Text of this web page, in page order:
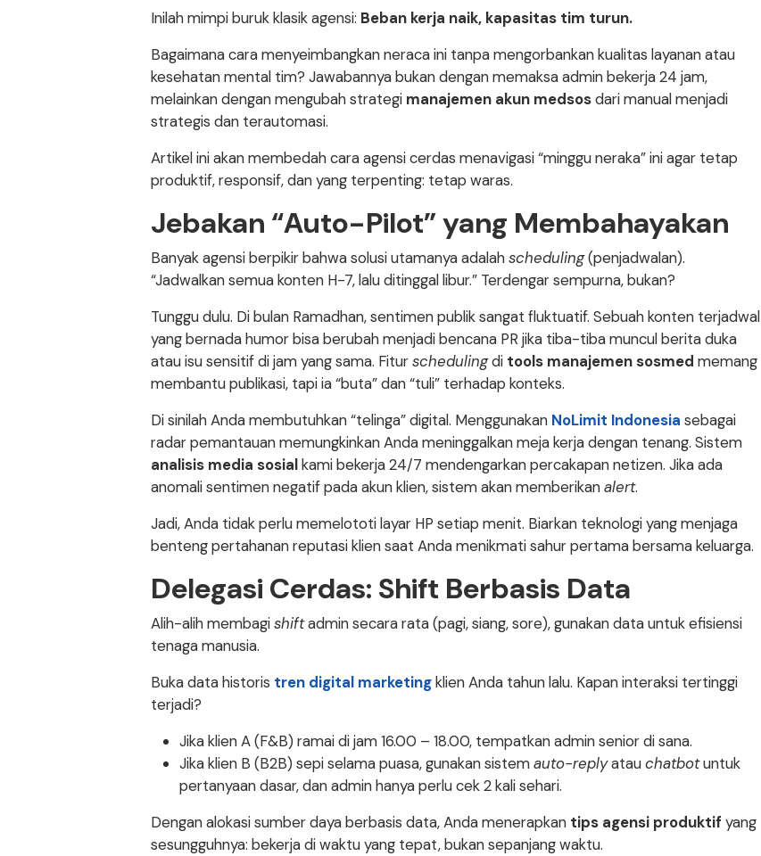
Inilah mimpi buruk klasik agensi: Beban kerja naik, kapasitas tim turun.
Bagaimana cara menyeimbangkan neraca ini tanpa mengorbankan kualitas layanan atau
kesehatan mental tim? Jawabannya bukan dengan memaksa admin bekerja 24 jam,
melainkan dengan mengubah strategi manajemen akun medsosdari manual menjadi
strategis dan terautomasi.
Artikel ini akan membedah cara agensi cerdas menavigasi “minggu neraka” ini agar tetap
produktif, responsif, dan yang terpenting: tetap waras.
Jebakan “Auto-Pilot” yang Membahayakan
Banyak agensi berpikir bahwa solusi utamanya adalahscheduling(penjadwalan).
“Jadwalkan semua konten H-7, lalu ditinggal libur.” Terdengar sempurna, bukan?
Tunggu dulu. Di bulan Ramadhan, sentimen publik sangat fluktuatif. Sebuah konten terjadwal
yang bernada humor bisa berubah menjadi bencana PR jika tiba-tiba muncul berita duka
atau isu sensitif di jam yang sama. Fiturschedulingdi tools manajemen sosmed memang
membantu publikasi, tapi ia “buta” dan “tuli” terhadap konteks.
Di sinilah Anda membutuhkan “telinga” digital. Menggunakan NoLimit Indonesia sebagai
radar pemantauan memungkinkan Anda meninggalkan meja kerja dengan tenang. Sistem
analisis media sosialkami bekerja 24/7 mendengarkan percakapan netizen. Jika ada
anomali sentimen negatif pada akun klien, sistem akan memberikanalert.
Jadi, Anda tidak perlu memelototi layar HP setiap menit. Biarkan teknologi yang menjaga
benteng pertahanan reputasi klien saat Anda menikmati sahur pertama bersama keluarga.
Delegasi Cerdas: Shift Berbasis Data
Alih-alih membagishiftadmin secara rata (pagi, siang, sore), gunakan data untuk efisiensi
tenaga manusia.
Buka data historis tren digital marketingklien Anda tahun lalu. Kapan interaksi tertinggi
terjadi?
Jika klien A (F&B) ramai di jam 16.00 – 18.00, tempatkan admin senior di sana.
Jika klien B (B2B) sepi selama puasa, gunakan sistemauto-replyatauchatbotuntuk
pertanyaan dasar, dan admin hanya perlu cek 2 kali sehari.
Dengan alokasi sumber daya berbasis data, Anda menerapkan tips agensi produktif yang
sesungguhnya: bekerja di waktu yang tepat, bukan sepanjang waktu.